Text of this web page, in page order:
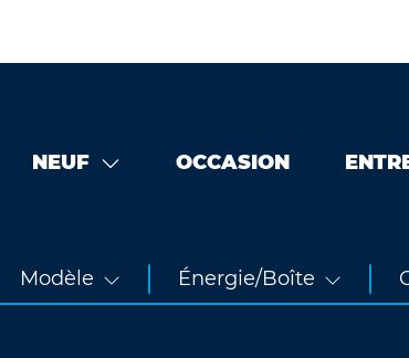
NEUF OCCASION
Modèle Énergie/Boîte